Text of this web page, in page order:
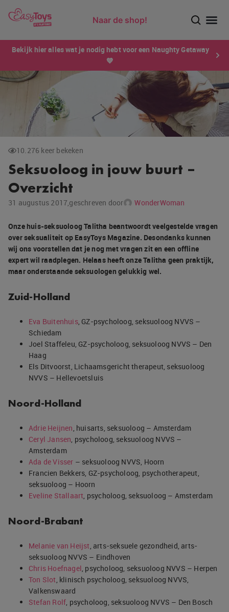
Naar de shop!
Bekijk hier alles wat je nodig hebt voor een Naughty Getaway
💙
10.276 keer bekeken
Seksuoloog in jouw buurt –
Overzicht
31 augustus 2017,geschreven door WonderWoman
Onze huis-seksuoloog Talitha beantwoordt veelgestelde vragen
over seksualiteit op EasyToys Magazine. Desondanks kunnen
wij ons voorstellen dat je nog met vragen zit en een offline
expert wil raadplegen. Helaas heeft onze Talitha geen praktijk,
maar onderstaande seksuologen gelukkig wel.
Zuid-Holland
Eva Buitenhuis, GZ-psycholoog, seksuoloog NVVS –
Schiedam
Joel Staffeleu, GZ-psycholoog, seksuoloog NVVS – Den
Haag
Els Ditvoorst, Lichaamsgericht therapeut, seksuoloog
NVVS – Hellevoetsluis
Noord-Holland
Adrie Heijnen, huisarts, seksuoloog – Amsterdam
Ceryl Jansen, psycholoog, seksuoloog NVVS –
Amsterdam
Ada de Visser – seksuoloog NVVS, Hoorn
Francien Bekkers, GZ-psycholoog, psychotherapeut,
seksuoloog – Hoorn
Eveline Stallaart, psycholoog, seksuoloog – Amsterdam
Noord-Brabant
Melanie van Heijst, arts-seksuele gezondheid, arts-
seksuoloog NVVS – Eindhoven
Chris Hoefnagel, psycholoog, seksuoloog NVVS – Herpen
Ton Slot, klinisch psycholoog, seksuoloog NVVS,
Valkenswaard
Stefan Rolf, psycholoog, seksuoloog NVVS – Den Bosch